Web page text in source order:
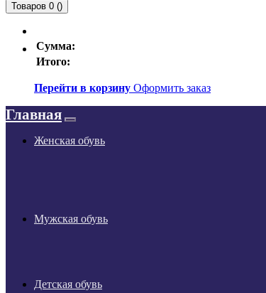
Товаров 0 ()
Сумма:
Итого:
Перейти в корзину Оформить заказ
Главная
Женская обувь
Мужская обувь
Детская обувь